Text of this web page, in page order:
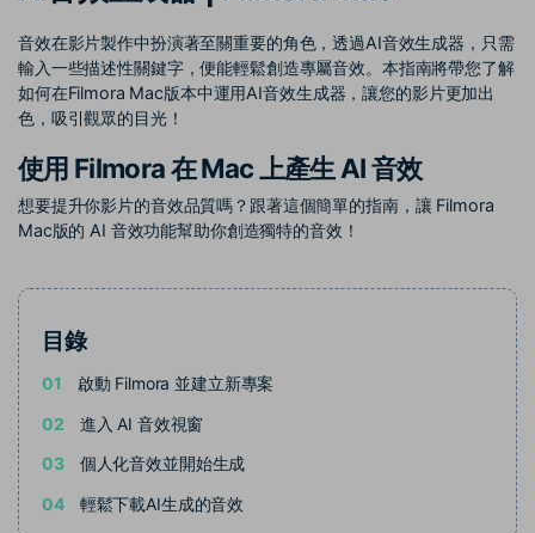
部落格
我們隨時為您提供協助 如何用 Filmora 做出影響力
聯盟計劃
開啟企業級合作夥伴關係
企業服務
幫助中心
產品信息
搜尋
音效在影片製作中扮演著至關重要的角色，透過AI音效生成器，只需
輸入一些描述性關鍵字，便能輕鬆創造專屬音效。本指南將帶您了解
如何在Filmora Mac版本中運用AI音效生成器，讓您的影片更加出
色，吸引觀眾的目光！
使用 Filmora 在 Mac 上產生 AI 音效
想要提升你影片的音效品質嗎？跟著這個簡單的指南，讓 Filmora
Mac版的 AI 音效功能幫助你創造獨特的音效！
目錄
01
啟動 Filmora 並建立新專案
02
進入 AI 音效視窗
03
個人化音效並開始生成
04
輕鬆下載AI生成的音效